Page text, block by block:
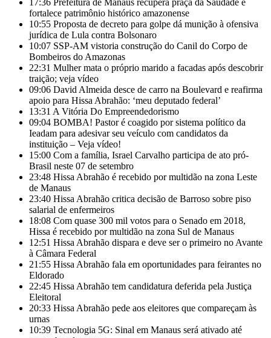
17:36 Prefeitura de Manaus recupera praça da Saudade e
fortalece patrimônio histórico amazonense
10:55 Proposta de decreto para golpe dá munição à ofensiva
jurídica de Lula contra Bolsonaro
10:07 SSP-AM vistoria construção do Canil do Corpo de
Bombeiros do Amazonas
22:31 Mulher mata o próprio marido a facadas após descobrir
traição; veja vídeo
09:06 David Almeida desce de carro na Boulevard e reafirma
apoio para Hissa Abrahão: ‘meu deputado federal’
13:31 A Vitória Do Empreendedorismo
09:04 BOMBA! Pastor é coagido por sistema político da
Ieadam para adesivar seu veículo com candidatos da
instituição – Veja vídeo!
15:00 Com a família, Israel Carvalho participa de ato pró-
Brasil neste 07 de setembro
23:48 Hissa Abrahão é recebido por multidão na zona Leste
de Manaus
23:40 Hissa Abrahão critica decisão de Barroso sobre piso
salarial de enfermeiros
18:08 Com quase 300 mil votos para o Senado em 2018,
Hissa é recebido por multidão na zona Sul de Manaus
12:51 Hissa Abrahão dispara e deve ser o primeiro no Avante
à Câmara Federal
21:55 Hissa Abrahão fala em oportunidades para feirantes no
Eldorado
22:45 Hissa Abrahão tem candidatura deferida pela Justiça
Eleitoral
20:33 Hissa Abrahão pede aos eleitores que compareçam às
urnas
10:39 Tecnologia 5G: Sinal em Manaus será ativado até